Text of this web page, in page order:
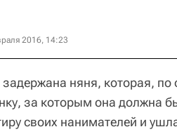
2016, 14:23
няня, которая,
за которым она должна
своих нанимателей и